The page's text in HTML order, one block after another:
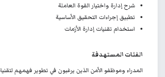
شرح إدارة واختيار القوة العاملة
تطبيق إجراءات التحقيق الأساسية
استخدام تقنيات إدارة الأزمات
الفئات المستهدفة
المدراء وموظفو الأمن الذين يرغبون في تطوير فهمهم